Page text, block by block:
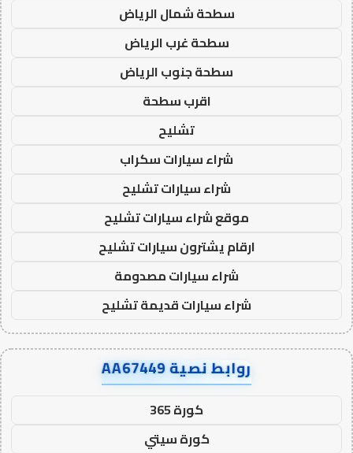
سطحة شمال الرياض
سطحة غرب الرياض
سطحة جنوب الرياض
اقرب سطحة
تشليح
شراء سيارات سكراب
شراء سيارات تشليح
موقع شراء سيارات تشليح
ارقام يشترون سيارات تشليح
شراء سيارات مصدومة
شراء سيارات قديمة تشليح
روابط نصية AA67449
كورة 365
كورة سيتي